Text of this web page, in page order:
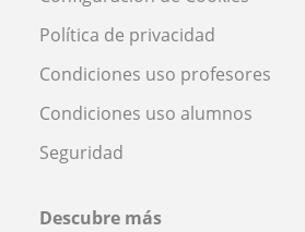
Política de privacidad
Condiciones uso profesores
Condiciones uso alumnos
Seguridad
Descubre más